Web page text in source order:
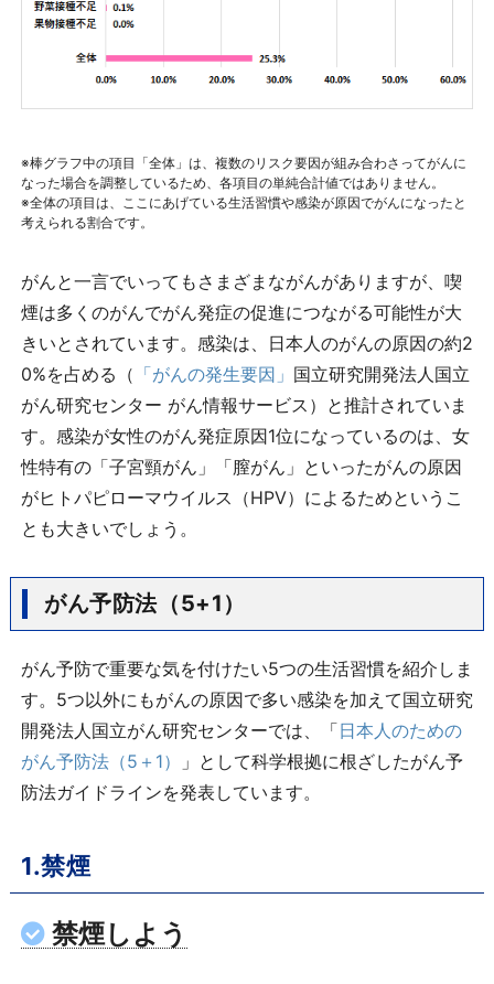
※棒グラフ中の項目「全体」は、複数のリスク要因が組み合わさってがんに
なった場合を調整しているため、各項目の単純合計値ではありません。
※全体の項目は、ここにあげている生活習慣や感染が原因でがんになったと
考えられる割合です。
がんと一言でいってもさまざまながんがありますが、喫
煙は多くのがんでがん発症の促進につながる可能性が大
きいとされています。感染は、日本人のがんの原因の約2
0%を占める（ 「がんの発生要因」 国立研究開発法人国立
がん研究センター がん情報サービス）と推計されていま
す。感染が女性のがん発症原因1位になっているのは、女
性特有の「子宮頸がん」「膣がん」といったがんの原因
がヒトパピローマウイルス（HPV）によるためというこ
とも大きいでしょう。
がん予防法（5+1）
がん予防で重要な気を付けたい5つの生活習慣を紹介しま
す。5つ以外にもがんの原因で多い感染を加えて国立研究
開発法人国立がん研究センターでは、「日本人のための
がん予防法（5＋1）
」として科学根拠に根ざしたがん予
防法ガイドラインを発表しています。
1.禁煙
禁煙しよう